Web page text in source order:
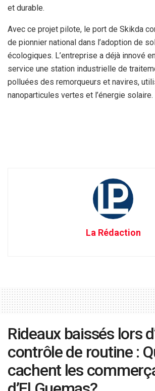
et durable.
Avec ce projet pilote, le port de Skikda
de pionnier national dans l’adoption de
écologiques. L’entreprise a déjà innové
service une station industrielle de
polluées des remorqueurs et navires,
nanoparticules vertes et l’énergie solaire.
La Rédaction
Rideaux baissés lors
contrôle de routine :
cachent les